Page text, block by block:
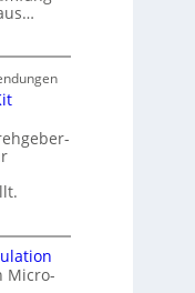
Micro-